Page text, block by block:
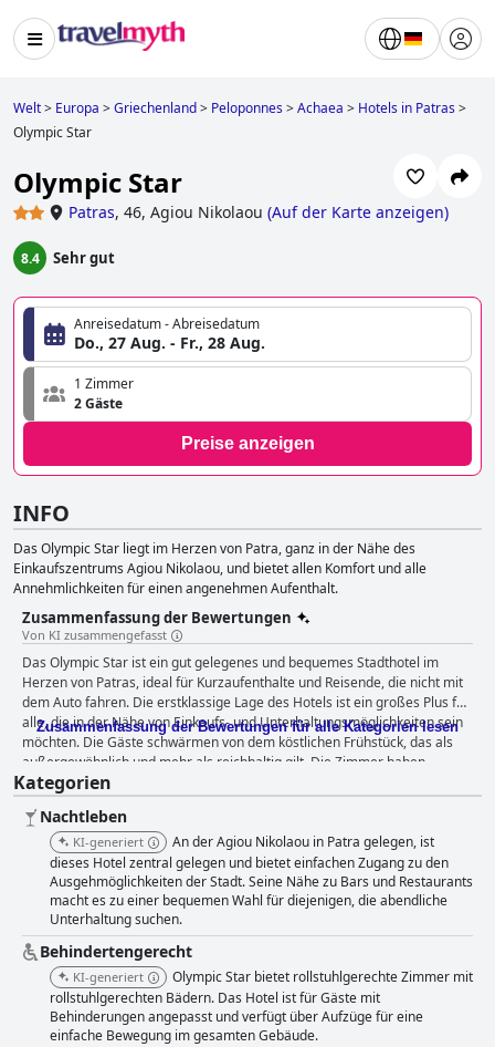
Welt> Europa >Griechenland> Peloponnes>Achaea > Hotels in Patras>
Olympic Star
Olympic Star
Patras, 46, Agiou Nikolaou (Auf der Karte anzeigen)
8.4 Sehr gut
Anreisedatum - Abreisedatum
Do., 27 Aug. - Fr., 28 Aug.
1 Zimmer
2 Gäste
Preise anzeigen
INFO
Das Olympic Star liegt im Herzen von Patra, ganz in der Nähe des
Einkaufszentrums Agiou Nikolaou, und bietet allen Komfort und alle
Annehmlichkeiten für einen angenehmen Aufenthalt.
Zusammenfassung der Bewertungen
Von KI zusammengefasst
Das Olympic Star ist ein gut gelegenes und bequemes Stadthotel im
Herzen von Patras, ideal für Kurzaufenthalte und Reisende, die nicht mit
dem Auto fahren. Die erstklassige Lage des Hotels ist ein großes Plus für
alle, die in der Nähe von Einkaufs- und Unterhaltungsmöglichkeiten sein
möchten. Die Gäste schwärmen von dem köstlichen Frühstück, das als
außergewöhnlich und mehr als reichhaltig gilt. Die Zimmer haben
gemischte Bewertungen erhalten: Einige beschreiben sie als einfach,
aber sauber und geräumig, während andere negative Erfahrungen mit
beengten und schlecht gewarteten Zimmern gemacht haben. Im
Allgemeinen ist das Hotel jedoch renoviert und gut gepflegt und wird
täglich vom Personal gereinigt. Das außergewöhnliche Maß an
Sauberkeit ist ein Highlight des Hotels. Die Gäste loben die makellos
sauberen Zimmer und die Aufmerksamkeit für Hygiene und Sicherheit.
Das Personal im Olympic Star ist außergewöhnlich und wird von den
Gästen als erstaunlich, freundlich und äußerst hilfsbereit beschrieben.
Alles in allem ist das Olympic Star die erste Wahl für Reisende, die ein
komfortables, makelloses und gastfreundliches Erlebnis in Patras
suchen.
Zusammenfassung der Bewertungen für alle Kategorien lesen
Kategorien
Nachtleben
KI-generiert
An der Agiou Nikolaou in Patra gelegen, ist
dieses Hotel zentral gelegen und bietet einfachen Zugang zu den
Ausgehmöglichkeiten der Stadt. Seine Nähe zu Bars und Restaurants
macht es zu einer bequemen Wahl für diejenigen, die abendliche
Unterhaltung suchen.
Behindertengerecht
KI-generiert
Olympic Star bietet rollstuhlgerechte Zimmer mit
rollstuhlgerechten Bädern. Das Hotel ist für Gäste mit
Behinderungen angepasst und verfügt über Aufzüge für eine
einfache Bewegung im gesamten Gebäude.